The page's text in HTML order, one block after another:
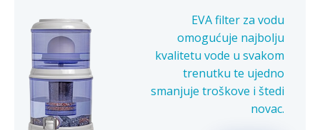
EVA filter za vodu
omogućuje najbolju
kvalitetu vode u svakom
trenutku te ujedno
smanjuje troškove i štedi
novac.